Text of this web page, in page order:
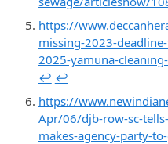
https://
missing-2023-
2025-yamuna-
↩︎ ↩︎
https://
Apr/06/djb-row-sc-
makes-agency-party-